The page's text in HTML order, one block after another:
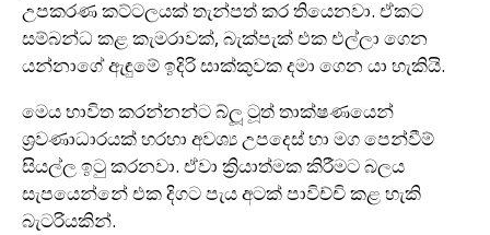
උපකරණ කට්ටලයක් තැන්පත් කර තියෙනවා. ඒකට
සම්බන්ධ කළ කැමරාවක්, බැක්පැක් එක එල්ලා ගෙන
යන්නාගේ ඇඳුමේ ඉදිරි සාක්කුවක දමා ගෙන යා හැකියි.
මෙය භාවිත කරන්නන්ට බ්ලූ ටූත් තාක්ෂණයෙන්
ශ්‍රවණාධාරයක් හරහා අවශ්‍ය උපදෙස් හා මග පෙන්වීම්
සියල්ල ඉටු කරනවා. ඒවා ක්‍රියාත්මක කිරීමට බලය
සැපයෙන්නේ එක දිගට පැය අටක් පාවිච්චි කළ හැකි
බැටරියකින්.